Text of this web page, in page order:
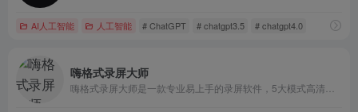
AI人工智能 人工智能 # ChatGPT # chatgpt3.5 # chatgpt4.0
嗨格式录屏大师